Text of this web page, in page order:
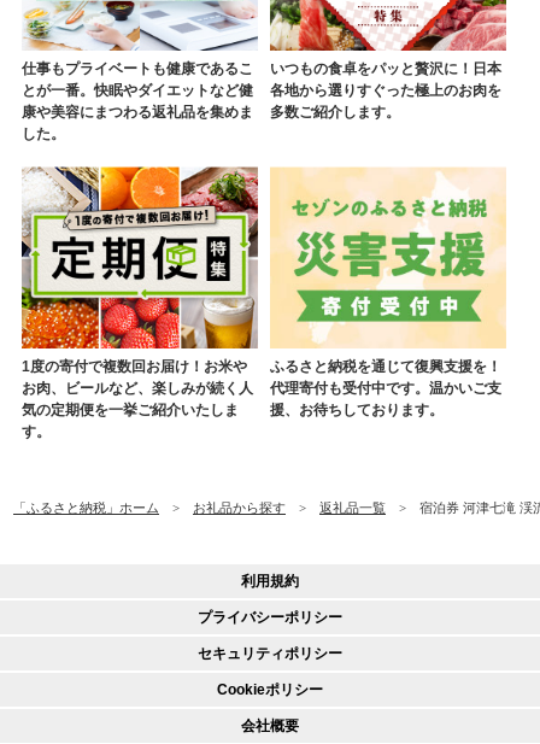
仕事もプライベートも健康であるこ
とが一番。快眠やダイエットなど健
康や美容にまつわる返礼品を集めま
した。
いつもの食卓をパッと贅沢に！日本
各地から選りすぐった極上のお肉を
多数ご紹介します。
1度の寄付で複数回お届け！お米や
お肉、ビールなど、楽しみが続く人
気の定期便を一挙ご紹介いたしま
す。
ふるさと納税を通じて復興支援を！
代理寄付も受付中です。温かいご支
援、お待ちしております。
「ふるさと納税」ホーム お礼品から探す 返礼品一覧 宿泊券 河津七滝 渓
利用規約
プライバシーポリシー
セキュリティポリシー
Cookieポリシー
会社概要